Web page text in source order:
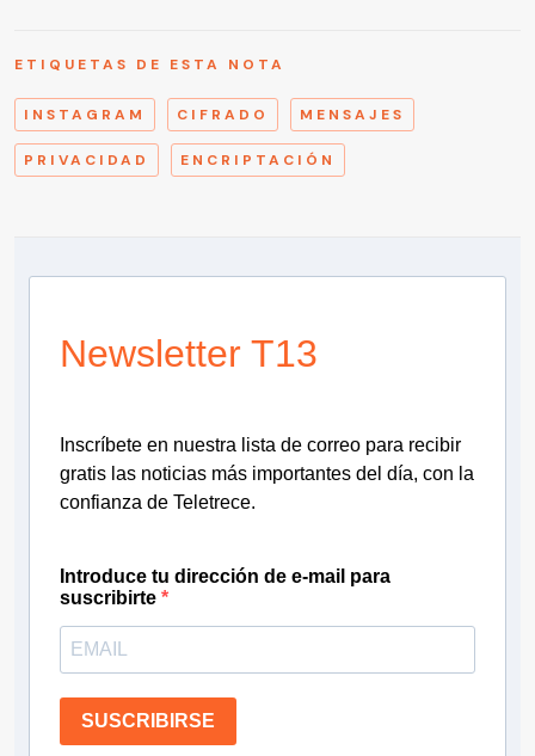
ETIQUETAS DE ESTA NOTA
INSTAGRAM CIFRADO MENSAJES
PRIVACIDAD ENCRIPTACIÓN
Newsletter T13
Inscríbete en nuestra lista de correo para recibir
gratis las noticias más importantes del día, con la
confianza de Teletrece.
Introduce tu dirección de e-mail para
suscribirte
SUSCRIBIRSE